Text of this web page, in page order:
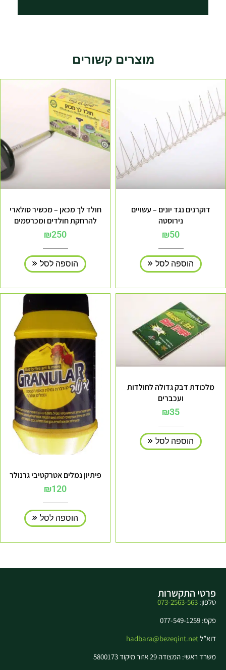
מוצרים קשורים
דוקרנים נגד יונים – עשויים
נירוסטה
₪50
הוספה לסל
חולד לך מכאן – מכשיר סולארי
להרחקת חולדים ומכרסמים
₪250
הוספה לסל
מלכודת דבק גדולה לחולדות
ועכברים
₪35
הוספה לסל
פיתיון נמלים אטרקטיבי גרנולר
₪120
הוספה לסל
פרטי התקשרות
טלפון: 073-2563-563
פקס: 077-549-1259
דוא”לhadbara@bezeqint.net
משרד ראשי: המצודה 29 אזור מיקוד 5800173